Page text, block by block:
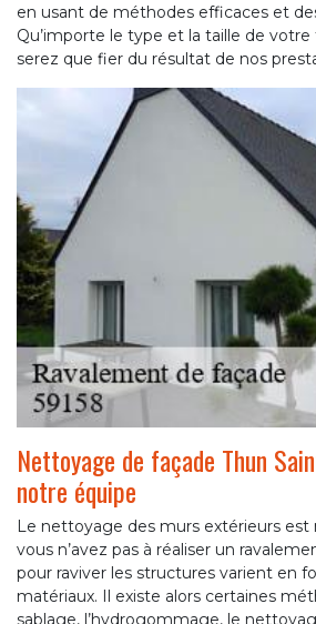
en usant de méthodes efficaces et
Qu’importe le type et la taille de votre
serez que fier du résultat de nos
Nettoyage de façade Thun
notre équipe
Le nettoyage des murs extérieurs est
vous n’avez pas à réaliser un
pour raviver les structures varient en
matériaux. Il existe alors certaines
sablage, l’hydrogommage, le